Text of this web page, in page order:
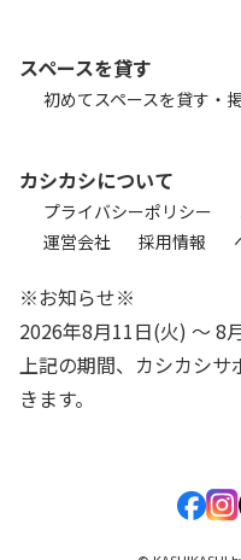
スペースを貸す
初めてスペースを貸す・
カシカシについて
プライバシーポリシー
運営会社
採用情報
※お知らせ※
2026年8月11日(火) 〜 8
上記の期間、カシカシ
きます。